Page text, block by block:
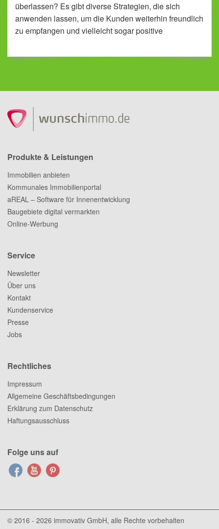
überlassen? Es gibt diverse Strategien, die sich
anwenden lassen, um die Kunden weiterhin freundlich
zu empfangen und vielleicht sogar positive
publik macht.
Produkte & Leistungen
Immobilien anbieten
Kommunales Immobilienportal
aREAL – Software für Innenentwicklung
Baugebiete digital vermarkten
Online-Werbung
Service
Newsletter
Über uns
Kontakt
Kundenservice
Presse
Jobs
Rechtliches
Impressum
Allgemeine Geschäftsbedingungen
Erklärung zum Datenschutz
Haftungsausschluss
Folge uns auf
© 2016 - 2026 immovativ GmbH, alle Rechte vorbehalten